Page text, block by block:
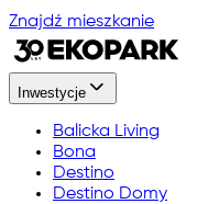
Znajdź mieszkanie
Inwestycje
Balicka Living
Bona
Destino
Destino Domy